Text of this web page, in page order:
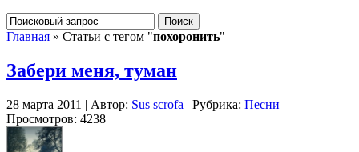
Главная » Статьи с тегом "похоронить"
Забери меня, туман
28 марта 2011 | Автор: Sus scrofa | Рубрика: Песни |
Просмотров: 4238